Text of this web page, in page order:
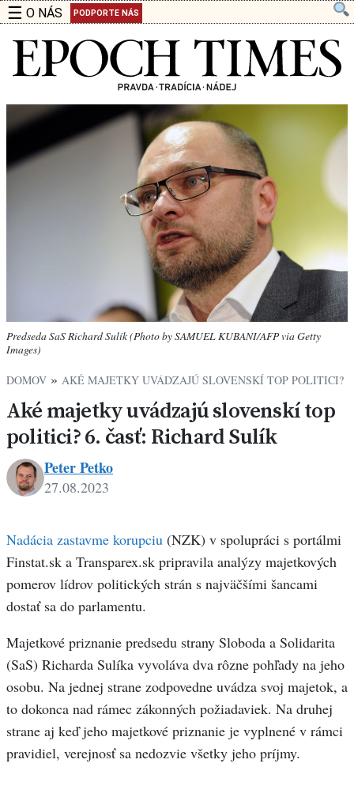
☰ O NÁS PODPORTE NÁS
Predseda SaS Richard Sulík (Photo by SAMUEL KUBANI/AFP via Getty
Images)
DOMOV » AKÉ MAJETKY UVÁDZAJÚ SLOVENSKÍ TOP POLITICI?
Aké majetky uvádzajú slovenskí top
politici? 6. časť: Richard Sulík
Petko
Peter Petko
27.08.2023
Nadácia zastavme korupciu (NZK) v spolupráci s portálmi
Finstat.sk a Transparex.sk pripravila analýzy majetkových
pomerov lídrov politických strán s najväčšími šancami
dostať sa do parlamentu.
Majetkové priznanie predsedu strany Sloboda a Solidarita
(SaS) Richarda Sulíka vyvoláva dva rôzne pohľady na jeho
osobu. Na jednej strane zodpovedne uvádza svoj majetok, a
to dokonca nad rámec zákonných požiadaviek. Na druhej
strane aj keď jeho majetkové priznanie je vyplnené v rámci
pravidiel, verejnosť sa nedozvie všetky jeho príjmy.